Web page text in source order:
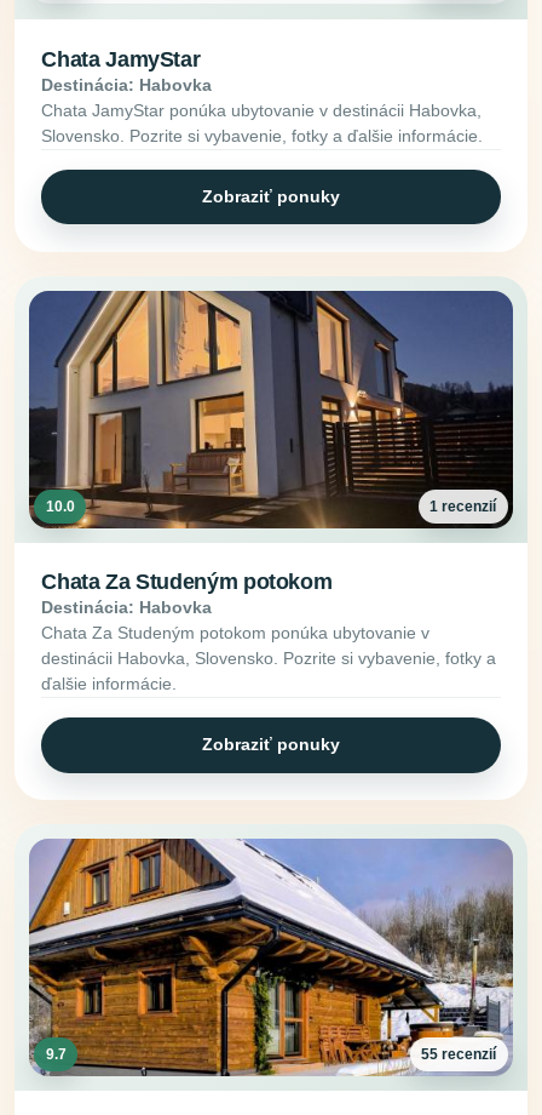
Chata JamyStar
Destinácia: Habovka
Chata JamyStar ponúka ubytovanie v destinácii Habovka,
Slovensko. Pozrite si vybavenie, fotky a ďalšie informácie.
Zobraziť ponuky
10.0 1 recenzií
Chata Za Studeným potokom
Destinácia: Habovka
Chata Za Studeným potokom ponúka ubytovanie v
destinácii Habovka, Slovensko. Pozrite si vybavenie, fotky a
ďalšie informácie.
Zobraziť ponuky
9.7 55 recenzií